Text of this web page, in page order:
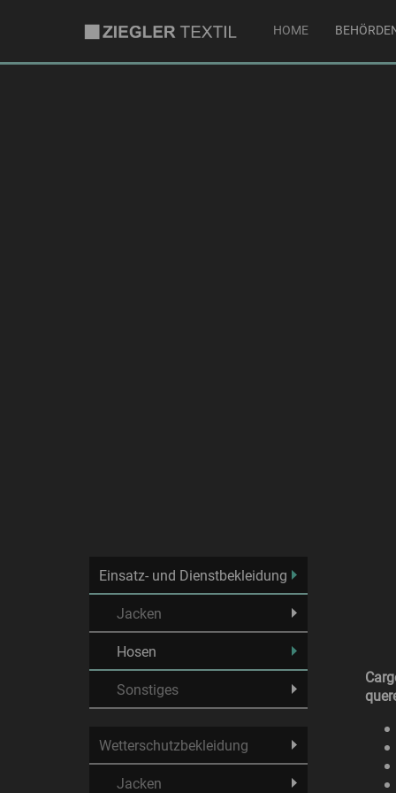
HOME
Einsatz- und Dienstbekleidung
Jacken
Hosen
Sonstiges
Wetterschutzbekleidung
Jacken